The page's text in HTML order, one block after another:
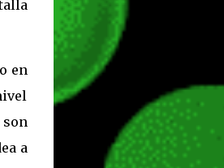
en
a
elementos de la interfaz,
trayectorias de lanzamiento
el resaltado de objetos
de desactivar
asociados cuando la interfaz
También se añaden los
"Parámetros Ghost" , que
la recarga táctica, limitar el